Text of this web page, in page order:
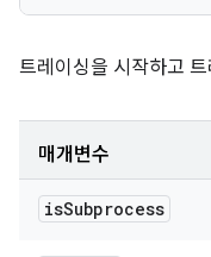
트레이싱을 시작하고
매개변수
isSubprocess